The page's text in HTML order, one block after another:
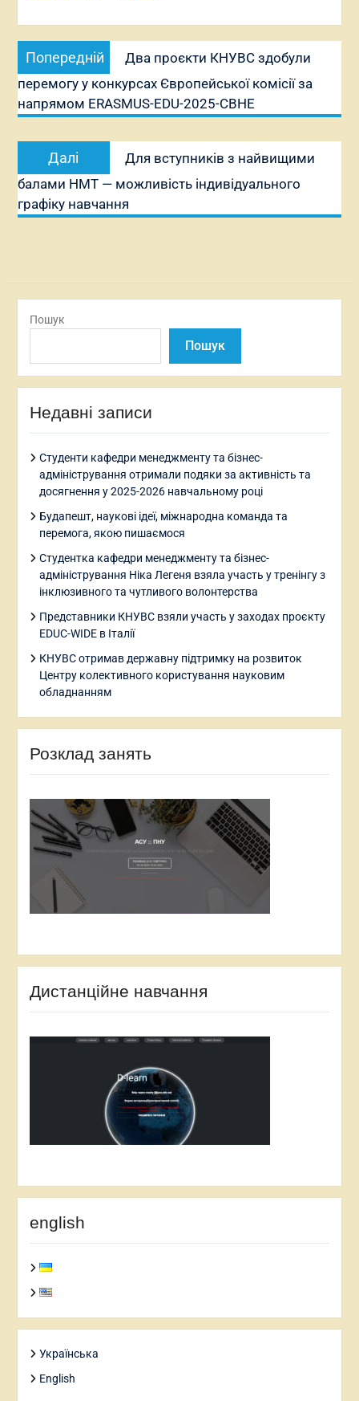
Навігація
записів
Попередній
запис:
Два проєкти КНУВС здобули
перемогу у конкурсах Європейської комісії за
напрямом ERASMUS-EDU-2025-CBHE
Далі
запис:
Для вступників з найвищими
балами НМТ — можливість індивідуального
графіку навчання
Пошук
Пошук
Недавні записи
Студенти кафедри менеджменту та бізнес-
адміністрування отримали подяки за активність та
досягнення у 2025-2026 навчальному році
Будапешт, наукові ідеї, міжнародна команда та
перемога, якою пишаємося
Студентка кафедри менеджменту та бізнес-
адміністрування Ніка Легеня взяла участь у тренінгу з
інклюзивного та чутливого волонтерства
Представники КНУВС взяли участь у заходах проєкту
EDUC-WIDE в Італії
КНУВС отримав державну підтримку на розвиток
Центру колективного користування науковим
обладнанням
Розклад занять
Дистанційне навчання
english
Українська
English